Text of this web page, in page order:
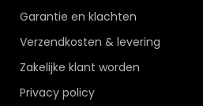
Garantie en klachten
Verzendkosten & levering
Zakelijke klant worden
Privacy policy